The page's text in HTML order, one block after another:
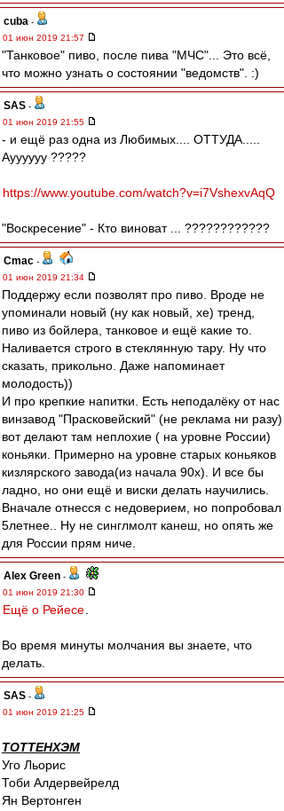
cuba -
01 июн 2019 21:57
"Танковое" пиво, после пива "МЧС"... Это всё,
что можно узнать о состоянии "ведомств". :)
SAS -
01 июн 2019 21:55
- и ещё раз одна из Любимых.... ОТТУДА.....
Ауууууу ?????
https://www.youtube.com/watch?v=i7VshexvAqQ
"Воскресение" - Кто виноват ... ????????????
Cmac -
01 июн 2019 21:34
Поддержу если позволят про пиво. Вроде не
упоминали новый (ну как новый, хе) тренд,
пиво из бойлера, танковое и ещё какие то.
Наливается строго в стеклянную тару. Ну что
сказать, прикольно. Даже напоминает
молодость))
И про крепкие напитки. Есть неподалёку от нас
винзавод "Прасковейский" (не реклама ни разу)
вот делают там неплохие ( на уровне России)
коньяки. Примерно на уровне старых коньяков
кизлярского завода(из начала 90х). И все бы
ладно, но они ещё и виски делать научились.
Вначале отнесся с недоверием, но попробовал
5летнее.. Ну не синглмолт канеш, но опять же
для России прям ниче.
Alex Green -
01 июн 2019 21:30
Ещё о Рейесе
Во время минуты молчания вы знаете, что
делать.
SAS -
01 июн 2019 21:25
ТОТТЕНХЭМ
Уго Льорис
Тоби Алдервейрелд
Ян Вертонген